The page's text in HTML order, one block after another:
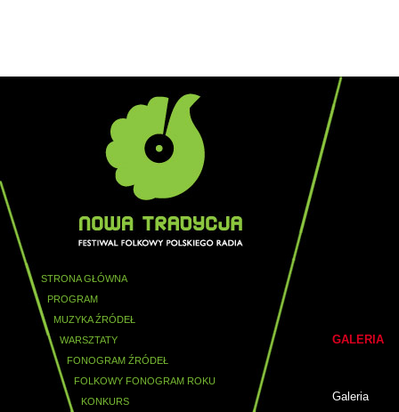
STRONA GŁÓWNA
PROGRAM
MUZYKA ŹRÓDEŁ
WARSZTATY
FONOGRAM ŹRÓDEŁ
FOLKOWY FONOGRAM ROKU
KONKURS
GALERIA
Galeria